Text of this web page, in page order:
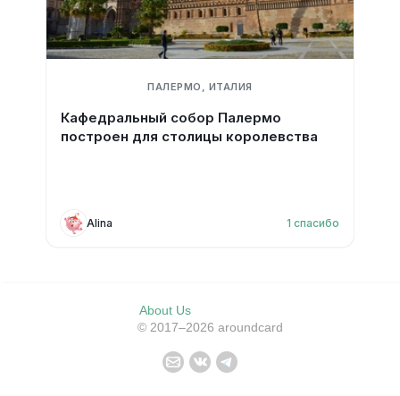
ПАЛЕРМО, ИТАЛИЯ
Кафедральный собор Палермо
построен для столицы королевства
Alina 1 спасибо
About Us
© 2017–2026 aroundcard